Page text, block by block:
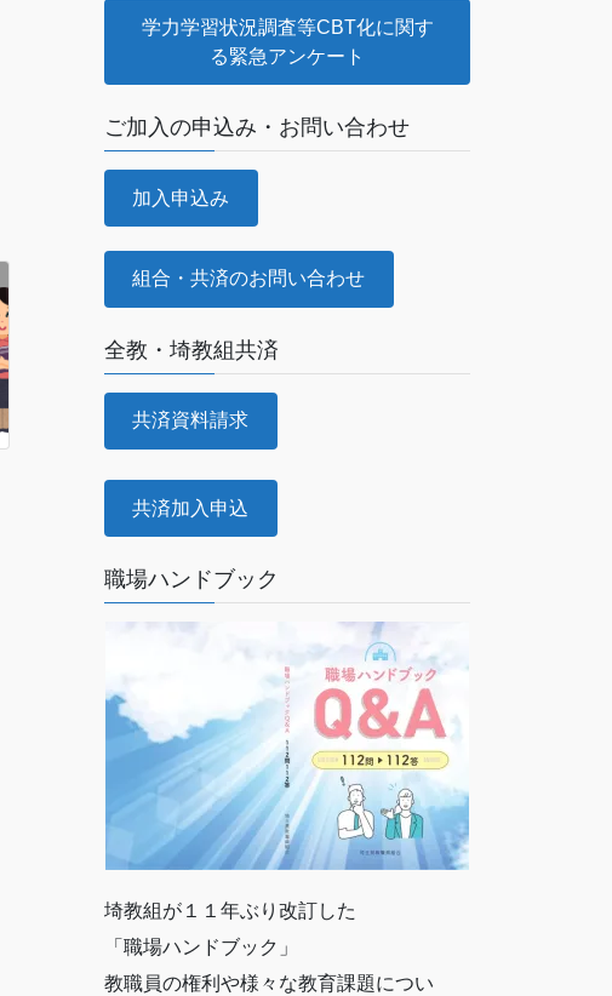
学力学習状況調査等CBT化に関す
る緊急アンケート
ご加入の申込み・お問い合わせ
加入申込み
組合・共済のお問い合わせ
全教・埼教組共済
共済資料請求
共済加入申込
職場ハンドブック
埼教組が１１年ぶり改訂した
「職場ハンドブック」
教職員の権利や様々な教育課題につい